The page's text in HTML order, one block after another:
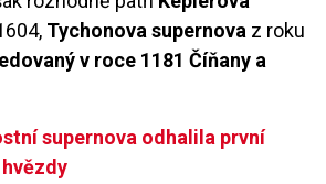
Tychonova supernova z roku
v roce 1181 Číňany a
supernova odhalila první